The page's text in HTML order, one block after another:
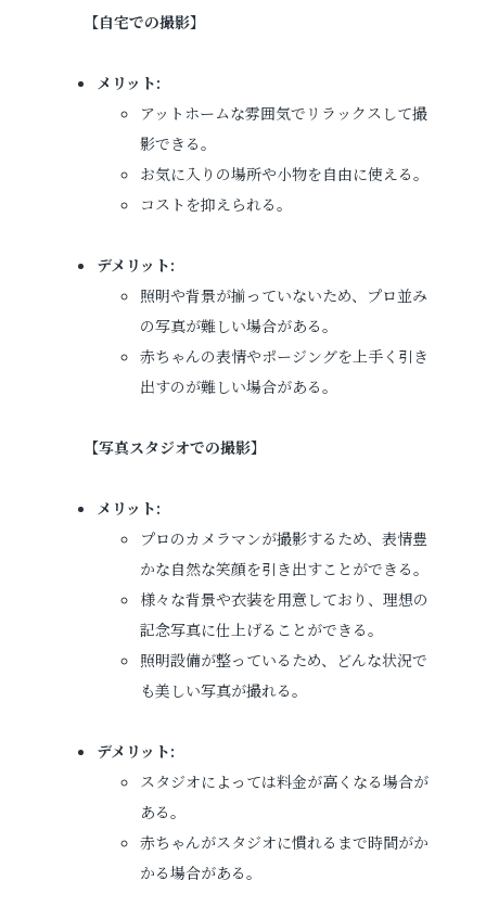
【自宅での撮影】
メリット:
アットホームな雰囲気でリラックスして撮
影できる。
お気に入りの場所や小物を自由に使える。
コストを抑えられる。
デメリット:
照明や背景が揃っていないため、プロ並み
の写真が難しい場合がある。
赤ちゃんの表情やポージングを上手く引き
出すのが難しい場合がある。
【写真スタジオでの撮影】
メリット:
プロのカメラマンが撮影するため、表情豊
かな自然な笑顔を引き出すことができる。
様々な背景や衣装を用意しており、理想の
記念写真に仕上げることができる。
照明設備が整っているため、どんな状況で
も美しい写真が撮れる。
デメリット:
スタジオによっては料金が高くなる場合が
ある。
赤ちゃんがスタジオに慣れるまで時間がか
かる場合がある。